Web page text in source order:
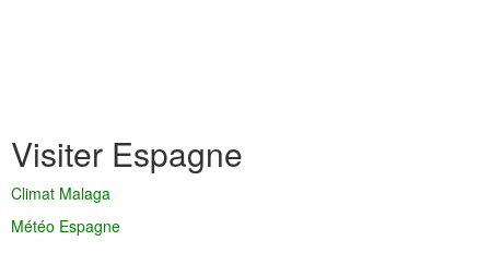
Visiter Espagne
Climat Malaga
Météo Espagne